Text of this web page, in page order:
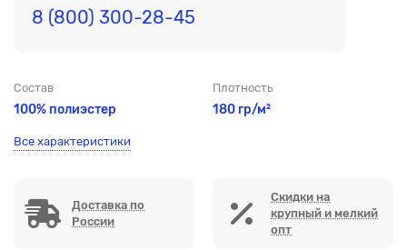
8 (800) 300-28-45
Состав
100% полиэстер
Плотность
180 гр/м²
Все характеристики
Доставка по
России
Скидки на
крупный и мелкий
опт